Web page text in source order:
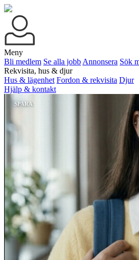
Meny
Bli medlem Se alla jobb Annonsera Sök
Rekvisita, hus & djur
Hus & lägenhet Fordon & rekvisita Djur
Hjälp & kontakt
SPARA